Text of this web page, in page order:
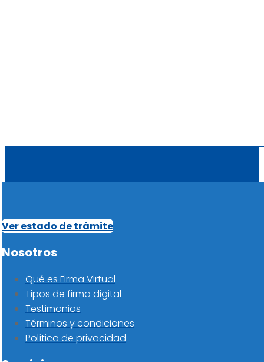
Ver estado de trámite
Nosotros
Qué es Firma Virtual
Tipos de firma digital
Testimonios
Términos y condiciones
Política de privacidad